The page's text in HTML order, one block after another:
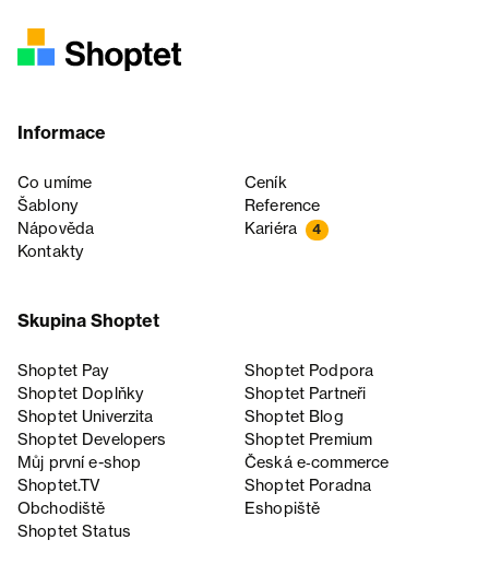
Informace
Co umíme
Ceník
Šablony
Reference
Nápověda
Kariéra 4
Kontakty
Skupina Shoptet
Shoptet Pay
Shoptet Podpora
Shoptet Doplňky
Shoptet Partneři
Shoptet Univerzita
Shoptet Blog
Shoptet Developers
Shoptet Premium
Můj první e-shop
Česká e‑commerce
Shoptet.TV
Shoptet Poradna
Obchodiště
Eshopiště
Shoptet Status